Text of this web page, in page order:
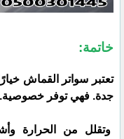
خاتمة:
تعتبر سواتر القماش
جدة. فهي توفر خصوصية.
وتقلل من الحرارة